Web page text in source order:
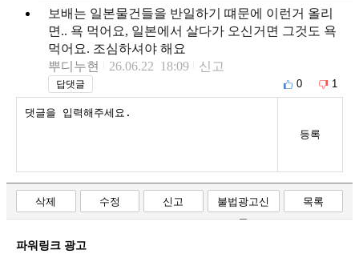
보배는 일본물건들을 반일하기 떄문에 이런거 올리
면.. 욕 먹어요, 일본에서 살다가 오신거면 그것도 욕
먹어요. 조심하셔야 해요
뿌디누현
26.06.22 18:09 신고
답댓글 0 1
등록
삭제 수정 신고
불법광고신
고
목록
파워링크 광고